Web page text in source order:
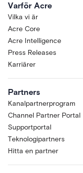
Varför Acre
Vilka vi är
Acre Core
Acre Intelligence
Press Releases
Karriärer
Partners
Kanalpartnerprogram
Channel Partner Portal
Supportportal
Teknologipartners
Hitta en partner